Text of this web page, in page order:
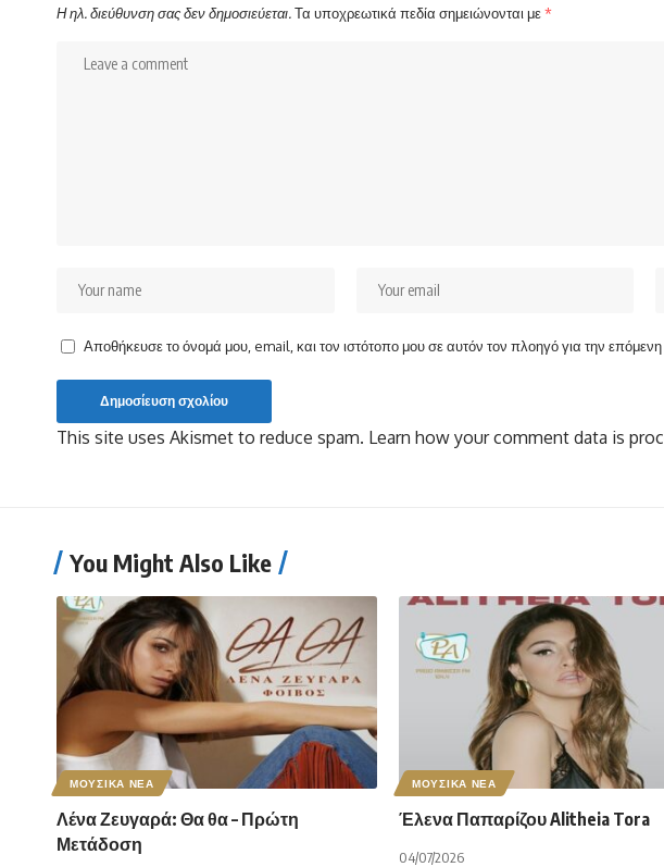
Η ηλ. διεύθυνση σας δεν δημοσιεύεται.Τα υποχρεωτικά πεδία σημειώνονται με*
Αποθήκευσε το όνομά μου, email, και τον ιστότοπο μου σε αυτόν τον πλοηγό για την
This site uses Akismet to reduce spam. Learn how your comment data is
You Might Also Like
ΜΟΥΣΙΚΑ ΝΕΑ
Λένα Ζευγαρά: Θα θα – Πρώτη
Μετάδοση
ΜΟΥΣΙΚΑ ΝΕΑ
Έλενα Παπαρίζου Alitheia Tora
04/07/2026